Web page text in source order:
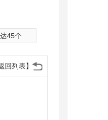
45个
返回列表】